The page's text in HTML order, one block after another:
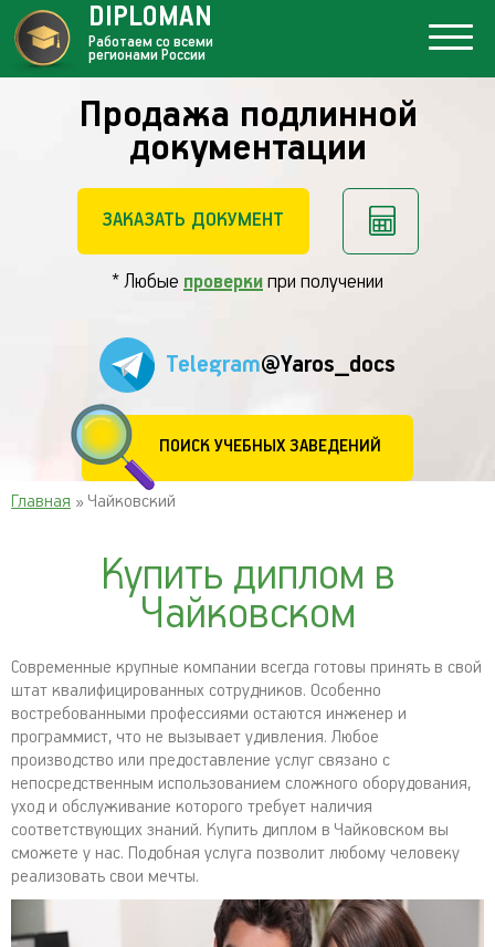
Продажа подлинной
документации
ЗАКАЗАТЬ ДОКУМЕНТ
* Любые проверки при получении
Telegram@Yaros_docs
ПОИСК УЧЕБНЫХ ЗАВЕДЕНИЙ
DIPLOMAN
Работаем со всеми
регионами России
Главная » Чайковский
Купить диплом в
Чайковском
Современные крупные компании всегда готовы принять в свой
штат квалифицированных сотрудников. Особенно
востребованными профессиями остаются инженер и
программист, что не вызывает удивления. Любое
производство или предоставление услуг связано с
непосредственным использованием сложного оборудования,
уход и обслуживание которого требует наличия
соответствующих знаний. Купить диплом в Чайковском вы
сможете у нас. Подобная услуга позволит любому человеку
реализовать свои мечты.